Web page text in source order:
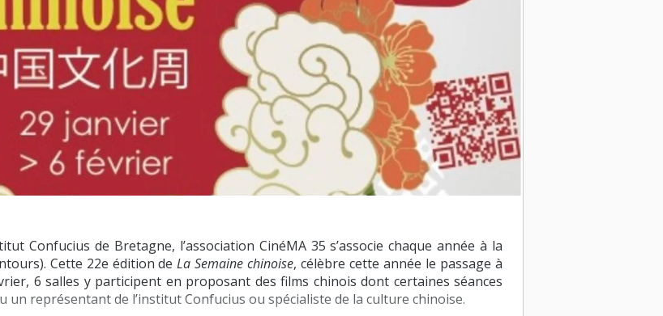
Confucius de Bretagne, l’association CinéMA 35 s’associe chaque année à la
Cette 22e édition deLa Semaine chinoise, célèbre cette année le passage à
6 salles y participent en proposant des films chinois dont certaines séances
représentant de l’institut Confucius ou spécialiste de la culture chinoise.